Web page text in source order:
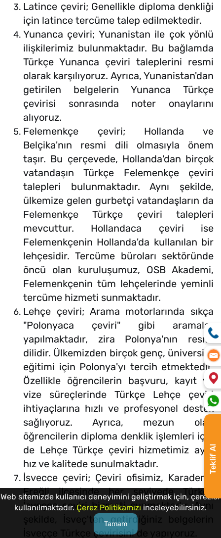
Latince çeviri; Genellikle diploma denkliği
için latince tercüme talep edilmektedir.
Yunanca çeviri; Yunanistan ile çok yönlü
ilişkilerimiz bulunmaktadır. Bu bağlamda
Türkçe Yunanca çeviri taleplerini resmi
olarak karşılıyoruz. Ayrıca, Yunanistan'dan
getirilen belgelerin Yunanca Türkçe
çevirisi sonrasında noter onaylarını
alıyoruz.
Felemenkçe çeviri; Hollanda ve
Belçika'nın resmi dili olmasıyla önem
taşır. Bu çerçevede, Hollanda'dan birçok
vatandaşın Türkçe Felemenkçe çeviri
talepleri bulunmaktadır. Aynı şekilde,
ülkemize gelen gurbetçi vatandaşların da
Felemenkçe Türkçe çeviri talepleri
mevcuttur. Hollandaca çeviri ise
Felemenkçenin Hollanda'da kullanılan bir
lehçesidir. Tercüme büroları sektöründe
öncü olan kuruluşumuz, OSB Akademi,
Felemenkçenin tüm lehçelerinde yeminli
tercüme hizmeti sunmaktadır.
Lehçe çeviri; Arama motorlarında sıkça
"Polonyaca çeviri" gibi aramalar
yapılmaktadır, zira Polonya'nın resmi
dilidir. Ülkemizden birçok genç, üniversite
eğitimi için Polonya'yı tercih etmektedir.
Özellikle öğrencilerin başvuru, kayıt ve
vize süreçlerinde Türkçe Lehçe çeviri
ihtiyaçlarına hızlı ve profesyonel destek
sağlıyoruz. Ayrıca, mezun olan
öğrencilerin diploma denklik işlemleri için
de Lehçe Türkçe çeviri hizmetimiz aynı
hız ve kalitede sunulmaktadır.
İsvecce çeviri; Çeviri ofisimiz, Karadeniz
Ereğli ilçesinde her seviyede Türkçe
İsveççe çeviri hizmeti sunmaktadır. Aynı
şekilde, İsveç'ten getirdiğiniz belgelerin
İsveççe Türkçe çevirisini de yapıyoruz.
Teklif Al
Web sitemizde kullanıcı deneyimini geliştirmek için, çerezler
kullanılmaktadır. Çerez Politikamızı inceleyebilirsiniz.
Tamam